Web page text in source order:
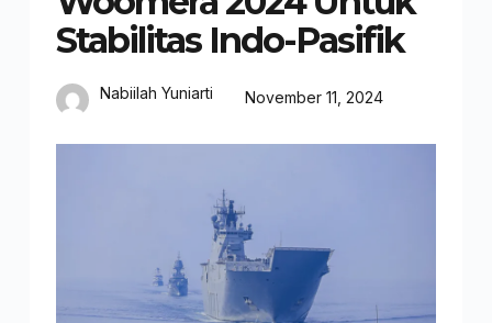
Stabilitas Indo-Pasifik
Nabiilah Yuniarti November 11, 2024